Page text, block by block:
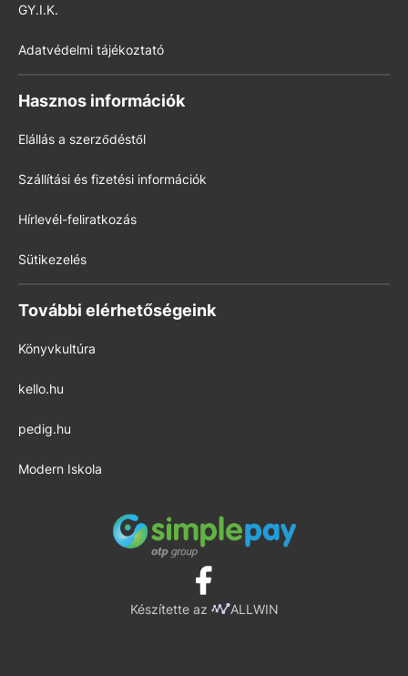
GY.I.K.
Adatvédelmi tájékoztató
Hasznos információk
Elállás a szerződéstől
Szállítási és fizetési információk
Hírlevél-feliratkozás
Sütikezelés
További elérhetőségeink
Könyvkultúra
kello.hu
pedig.hu
Modern Iskola
Készítette az ALLWIN